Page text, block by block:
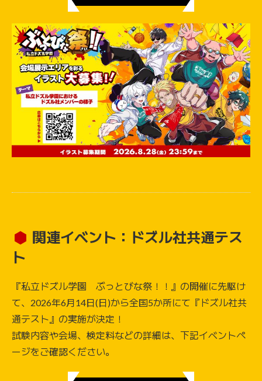
関連イベント：ドズル社共通テス
ト
『私立ドズル学園 ぶっとびな祭！！』の開催に先駆け
て、2026年6月14日(日)から全国5か所にて『ドズル社共
通テスト』の実施が決定！
試験内容や会場、検定料などの詳細は、下記イベントペ
ージをご確認ください。